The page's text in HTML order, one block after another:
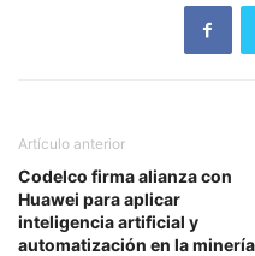
Artículo anterior
Codelco firma alianza con
Huawei para aplicar
inteligencia artificial y
automatización en la minería